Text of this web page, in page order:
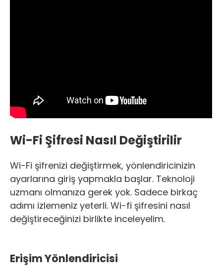
Wi-Fi Şifresi Nasıl Değiştirilir
Wi-Fi şifrenizi değiştirmek, yönlendiricinizin
ayarlarına giriş yapmakla başlar. Teknoloji
uzmanı olmanıza gerek yok. Sadece birkaç
adımı izlemeniz yeterli. Wi-fi şifresini nasıl
değiştireceğinizi birlikte inceleyelim.
Erişim Yönlendiricisi